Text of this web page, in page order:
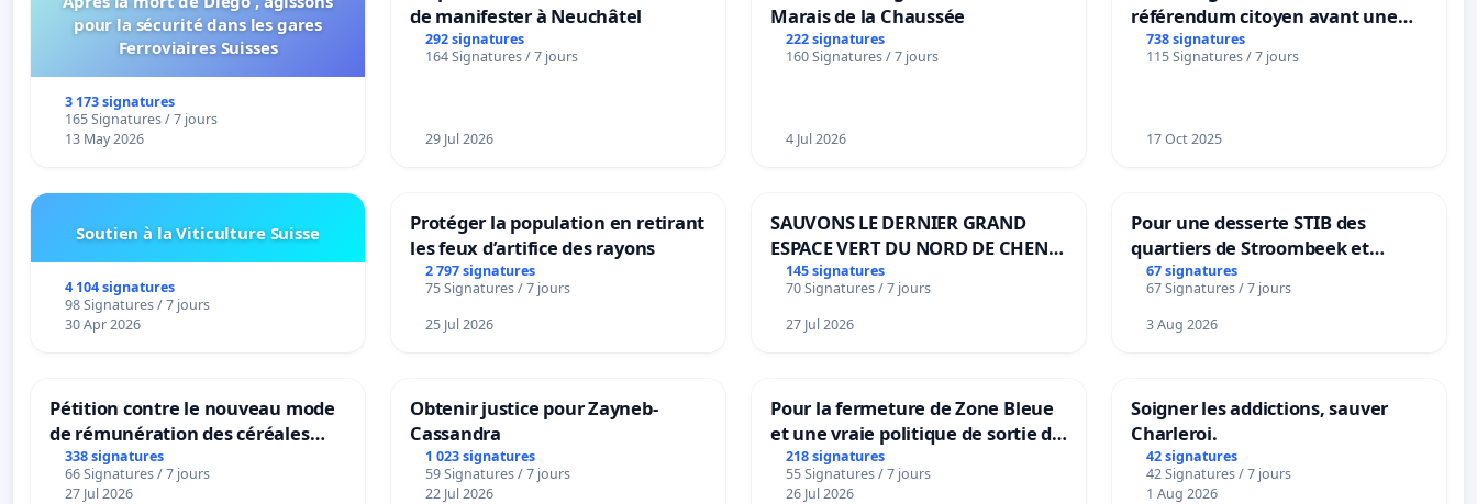
pour la sécurité dans les gares
Ferroviaires Suisses
3 173 signatures
165 Signatures / 7 jours
13 May 2026
de manifester à Neuchâtel
292 signatures
164 Signatures / 7 jours
29 Jul 2026
Marais de la Chaussée
222 signatures
160 Signatures / 7 jours
4 Jul 2026
référendum citoyen avant une
transformation irréversible de
notre territoire »
738 signatures
115 Signatures / 7 jours
17 Oct 2025
Soutien à la Viticulture Suisse
4 104 signatures
98 Signatures / 7 jours
30 Apr 2026
Protéger la population en retirant
les feux d’artifice des rayons
2 797 signatures
75 Signatures / 7 jours
25 Jul 2026
SAUVONS LE DERNIER GRAND
ESPACE VERT DU NORD DE CHENE-
BOUGERIES
145 signatures
70 Signatures / 7 jours
27 Jul 2026
Pour une desserte STIB des
quartiers de Stroombeek et
Beauval - Voor een MIVB-
bediening van de wijken
Strombeek en Het Voor
67 signatures
67 Signatures / 7 jours
3 Aug 2026
Pétition contre le nouveau mode
de rémunération des céréales
panifiables de Swiss granum basé
sur la teneur en protéines
338 signatures
66 Signatures / 7 jours
27 Jul 2026
Obtenir justice pour Zayneb-
Cassandra
1 023 signatures
59 Signatures / 7 jours
22 Jul 2026
Pour la fermeture de Zone Bleue
et une vraie politique de sortie de
la dépendance
218 signatures
55 Signatures / 7 jours
26 Jul 2026
Soigner les addictions, sauver
Charleroi.
42 signatures
42 Signatures / 7 jours
1 Aug 2026